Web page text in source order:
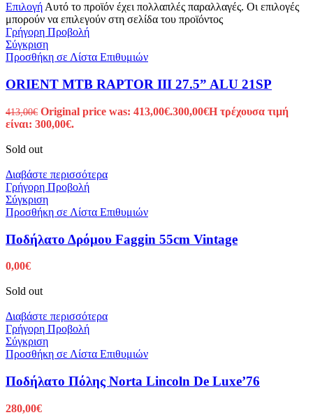
Επιλογή Αυτό το προϊόν έχει πολλαπλές παραλλαγές. Οι επιλογές
μπορούν να επιλεγούν στη σελίδα του προϊόντος
Γρήγορη Προβολή
Σύγκριση
Προσθήκη σε Λίστα Επιθυμιών
ORIENT MTB RAPTOR III 27.5” ALU 21SP
413,00€ Original price was: 413,00€.300,00€Η τρέχουσα τιμή
είναι: 300,00€.
Sold out
Διαβάστε περισσότερα
Γρήγορη Προβολή
Σύγκριση
Προσθήκη σε Λίστα Επιθυμιών
Ποδήλατο Δρόμου Faggin 55cm Vintage
0,00€
Sold out
Διαβάστε περισσότερα
Γρήγορη Προβολή
Σύγκριση
Προσθήκη σε Λίστα Επιθυμιών
Ποδήλατο Πόλης Norta Lincoln De Luxe’76
280,00€